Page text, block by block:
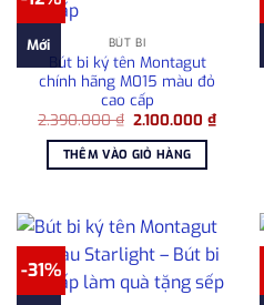
Mới BÚT BI
Bút bi ký tên Montagut
chính hãng M015 màu đỏ
cao cấp
2.390.000₫ Giá
là:
2.390.000 ₫.
2.100.000₫Giá
hiện
THÊM VÀO GIỎ HÀNG
-31%